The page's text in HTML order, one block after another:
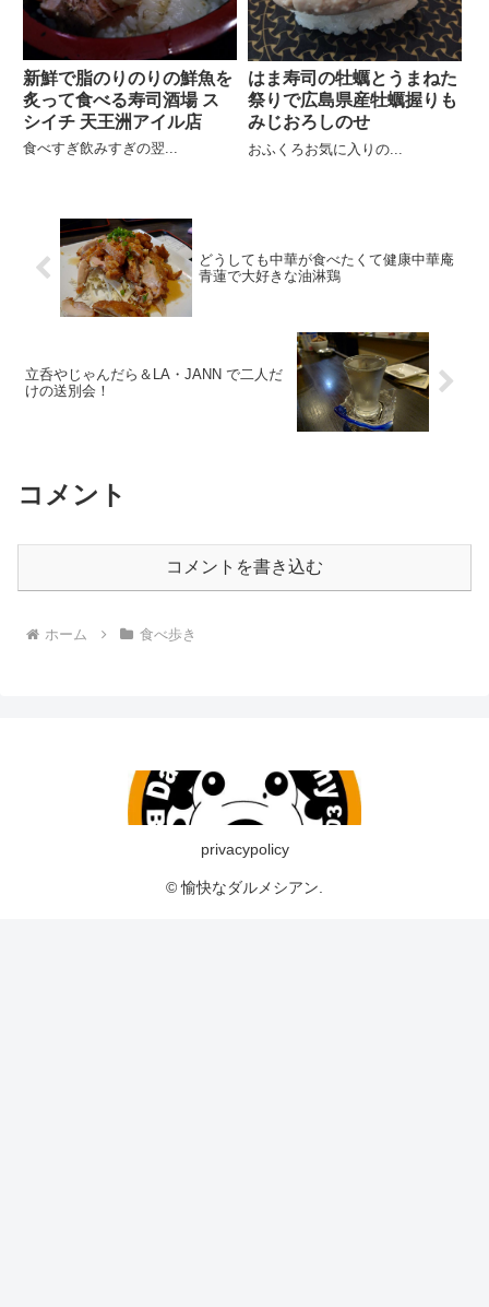
新鮮で脂のりのりの鮮魚を
炙って食べる寿司酒場 ス
シイチ 天王洲アイル店
食べすぎ飲みすぎの翌...
はま寿司の牡蠣とうまねた
祭りで広島県産牡蠣握りも
みじおろしのせ
おふくろお気に入りの...
どうしても中華が食べたくて健康中華庵
青蓮で大好きな油淋鶏
立呑やじゃんだら＆LA・JANN で二人だ
けの送別会！
コメント
コメントを書き込む
ホーム 食べ歩き
privacypolicy
© 愉快なダルメシアン.